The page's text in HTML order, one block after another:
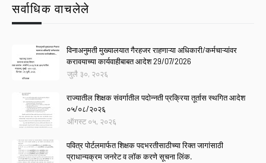
सर्वाधिक वाचलेले
विनाअनुमती मुख्यालयात गैरहजर राहणाऱ्या अधिकारी/कर्मचाऱ्यांवर
करावयाच्या कार्यवाहीबाबत आदेश 29/07/2026
जुलै ३०, २०२६
राज्यातील शिक्षक संवर्गातील पदोन्नती प्रक्रिया तूर्तास स्थगित आदेश
०५/०८/२०२६
ऑगस्ट ०५, २०२६
पवित्र पोर्टलमार्फत शिक्षक पदभरतीसाठीच्या रिक्त जागांसाठी
प्राधान्यक्रम जनरेट व लॉक करणे सूचना लिंक.